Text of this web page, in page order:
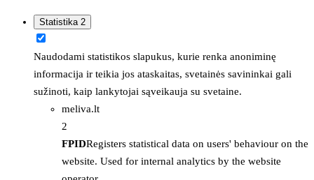
Statistika 2
Naudodami statistikos slapukus, kurie renka anoniminę
informacija ir teikia jos ataskaitas, svetainės savininkai gali
sužinoti, kaip lankytojai sąveikauja su svetaine.
meliva.lt
2
FPIDRegisters statistical data on users' behaviour on the
website. Used for internal analytics by the website